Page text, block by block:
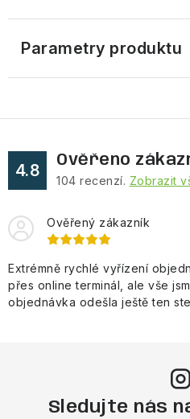
Parametry produktu
4.8
Ověřeno
104 recenzí. Zobrazit
Ověřený zákazník
Extrémně rychlé vyřízení
přes online terminál, ale vše
objednávka odešla ještě ten
Sledujte nás